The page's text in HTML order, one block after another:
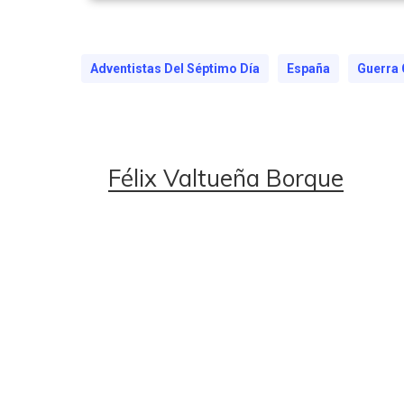
Adventistas Del Séptimo Día España Guerra
Félix Valtueña Borque